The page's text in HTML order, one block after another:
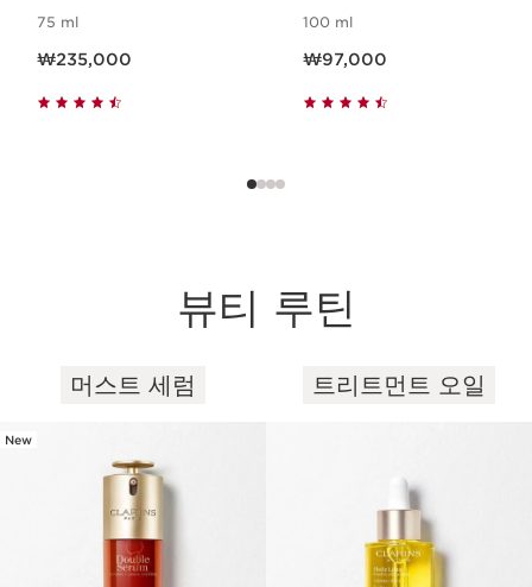
75 ml
₩235,000
100 ml
₩97,000
뷰티 루틴
컨텐츠로 이동하기
머스트 세럼
New
트리트먼트 오일